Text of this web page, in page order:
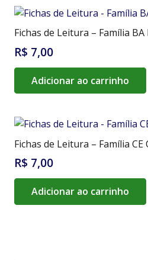
Fichas de Leitura – Família BA
R$ 7,00
Adicionar ao carrinho
Fichas de Leitura – Família CE
R$ 7,00
Adicionar ao carrinho